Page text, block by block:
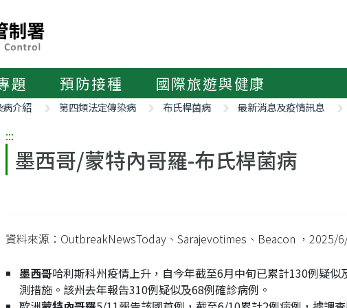
題 預防接種 國際旅遊與健康
病介紹 第四類法定傳染病 布氏桿菌病 最新消息及疫情訊息
:::
墨西哥/蒙特內哥羅-布氏桿菌病
資料來源：OutbreakNewsToday、Sarajevotimes、Beacon ，2025/
墨西哥哈利斯科州疫情上升，自今年截至6月中旬已累計130例疑
測措施。該州去年報告310例疑似及68例確診病例。